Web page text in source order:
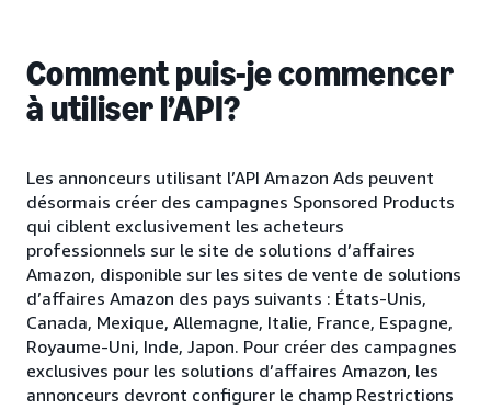
Comment puis-je commencer
à utiliser l’API?
Les annonceurs utilisant l’API Amazon Ads peuvent
désormais créer des campagnes Sponsored Products
qui ciblent exclusivement les acheteurs
professionnels sur le site de solutions d’affaires
Amazon, disponible sur les sites de vente de solutions
d’affaires Amazon des pays suivants : États-Unis,
Canada, Mexique, Allemagne, Italie, France, Espagne,
Royaume-Uni, Inde, Japon. Pour créer des campagnes
exclusives pour les solutions d’affaires Amazon, les
annonceurs devront configurer le champ Restrictions